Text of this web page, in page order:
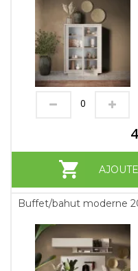
Buffet/bahut moderne